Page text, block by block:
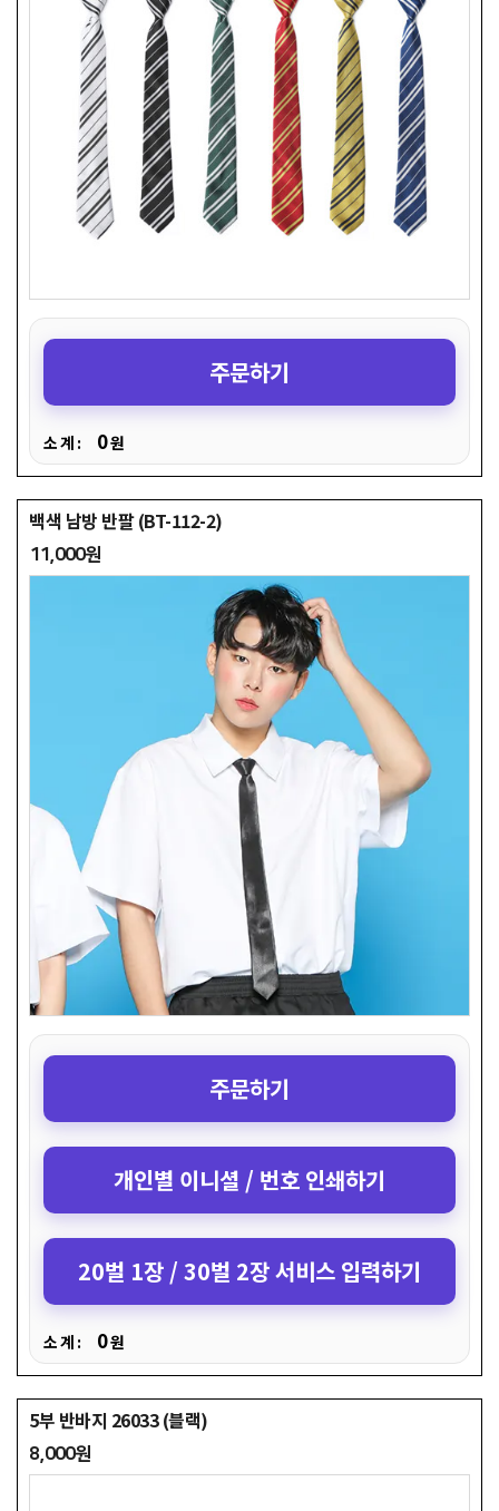
주문하기
소 계 : 0원
백색 남방 반팔 (BT-112-2)
11,000원
주문하기
개인별 이니셜 / 번호 인쇄하기
20벌 1장 / 30벌 2장 서비스 입력하기
소 계 : 0원
5부 반바지 26033 (블랙)
8,000원